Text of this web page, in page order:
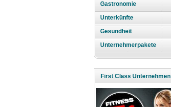
Gastronomie
Unterkünfte
Gesundheit
Unternehmerpakete
First Class Unternehmen